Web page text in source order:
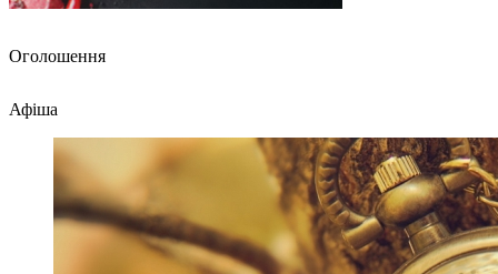
Оголошення
Афіша